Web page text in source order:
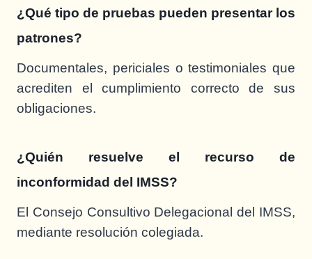
¿Qué tipo de pruebas pueden presentar los
patrones?
Documentales, periciales o testimoniales que
acrediten el cumplimiento correcto de sus
obligaciones.
¿Quién resuelve el recurso de
inconformidad del IMSS?
El Consejo Consultivo Delegacional del IMSS,
mediante resolución colegiada.